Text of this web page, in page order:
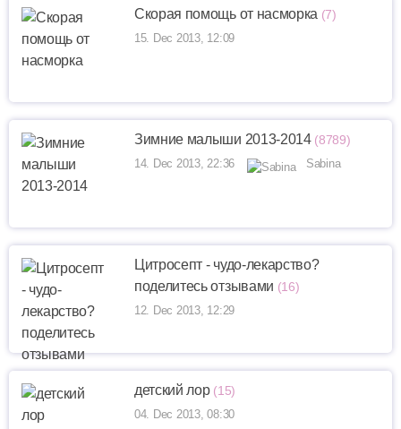
Скорая помощь от насморка (7)
15. Dec 2013, 12:09
Зимние малыши 2013-2014 (8789)
14. Dec 2013, 22:36 Sabina
Цитросепт - чудо-лекарство?
поделитесь отзывами (16)
12. Dec 2013, 12:29
детский лор (15)
04. Dec 2013, 08:30